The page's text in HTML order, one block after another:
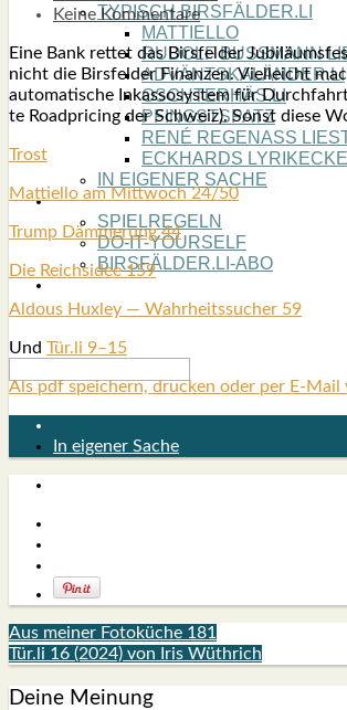
TYPISCH BIRSFÄLDER.LI
MATTIELLO
RUDOLF BUSS­MANN
ADVÄNTSKALÄNDER.LI
OSCHTERHÄS.LI
PFINGST­SPATZ
RENÉ REGEN­ASS
ECK­HARDS LYRIK­ECKE
IN EIGE­NER SACHE
SO GOOT’S
SPIEL­RE­GELN
DO-IT-YOUR­S­ELF
BIRSFÄLDER.LI-ABO
SHOUT­BOX
Keine Kommentare
Eine Bank ret­tet das Birs­fel­der
nicht die Birs­fel­der Finan­zen. Viel­leicht
auto­ma­ti­sche Inkas­so­sys­tem für
te Road­pri­cing der Schweiz). Sonst die­se
Trost
Mat­ti­el­lo am Mitt­woch 24/50
Trump Däm­me­rung 44
Die Reichs­idee 159
Aldous Hux­ley — Wahr­heits­su­cher 59
Und Tür.li 9–15
Als pdf speichern, drucken oder per E-Mail
In eigener Sache
Aus meiner Fotoküche 181
Tür.li 16 (2024) von Iris Wüthrich
Deine Meinung